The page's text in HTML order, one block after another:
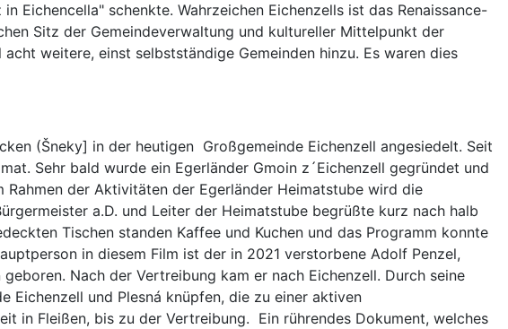
Eichencella" schenkte. Wahrzeichen Eichenzells ist das Renaissance-
Sitz der Gemeindeverwaltung und kultureller Mittelpunkt der
weitere, einst selbstständige Gemeinden hinzu. Es waren dies
(Šneky] in der heutigen Großgemeinde Eichenzell angesiedelt. Seit
Sehr bald wurde ein Egerländer Gmoin z´Eichenzell gegründet und
der Aktivitäten der Egerländer Heimatstube wird die
a.D. und Leiter der Heimatstube begrüßte kurz nach halb
Tischen standen Kaffee und Kuchen und das Programm konnte
in diesem Film ist der in 2021 verstorbene Adolf Penzel,
Nach der Vertreibung kam er nach Eichenzell. Durch seine
Eichenzell und Plesná knüpfen, die zu einer aktiven
in Fleißen, bis zu der Vertreibung. Ein rührendes Dokument, welches